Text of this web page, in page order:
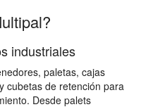
industriales
paletas, cajas
cubetas de retención para
Desde palets